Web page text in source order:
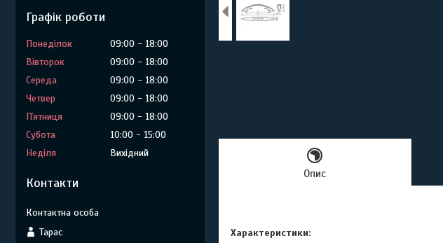
Опис
Характеристики:
Графік роботи
Понеділок 09:00
18:00
Вівторок
09:00
18:00
Середа
09:00
18:00
Четвер
09:00
18:00
Пʼятниця
09:00
18:00
Субота
10:00
15:00
Неділя
Вихідний
Контакти
Тарас